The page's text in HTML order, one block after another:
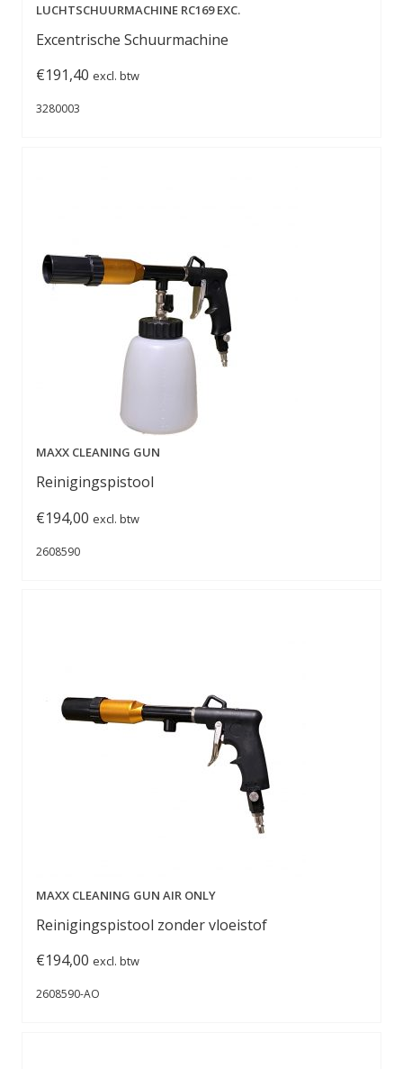
LUCHTSCHUURMACHINE RC169 EXC.
Excentrische Schuurmachine
€191,40 excl. btw
3280003
MAXX CLEANING GUN
Reinigingspistool
€194,00 excl. btw
2608590
MAXX CLEANING GUN AIR ONLY
Reinigingspistool zonder vloeistof
€194,00 excl. btw
2608590-AO